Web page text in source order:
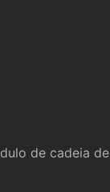
de cadeia de